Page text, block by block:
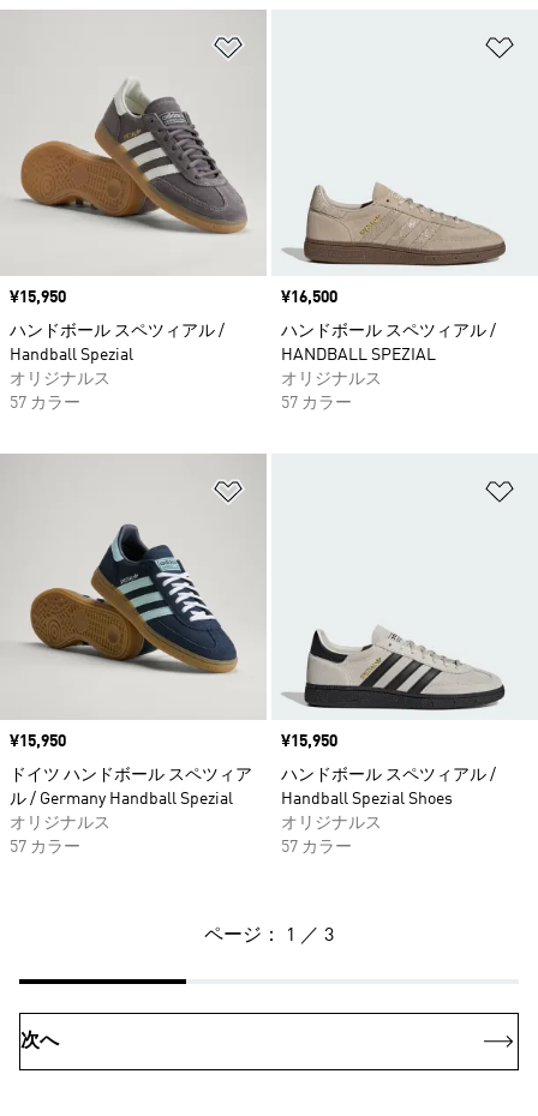
価格
¥15,950
ハンドボール スペツィアル /
Handball Spezial
オリジナルス
57 カラー
価格
¥16,500
ハンドボール スペツィアル /
HANDBALL SPEZIAL
オリジナルス
57 カラー
価格
¥15,950
ドイツ ハンドボール スペツィア
ル / Germany Handball Spezial
オリジナルス
57 カラー
価格
¥15,950
ハンドボール スペツィアル /
Handball Spezial Shoes
オリジナルス
57 カラー
ページ： 1 ／ 3
次へ